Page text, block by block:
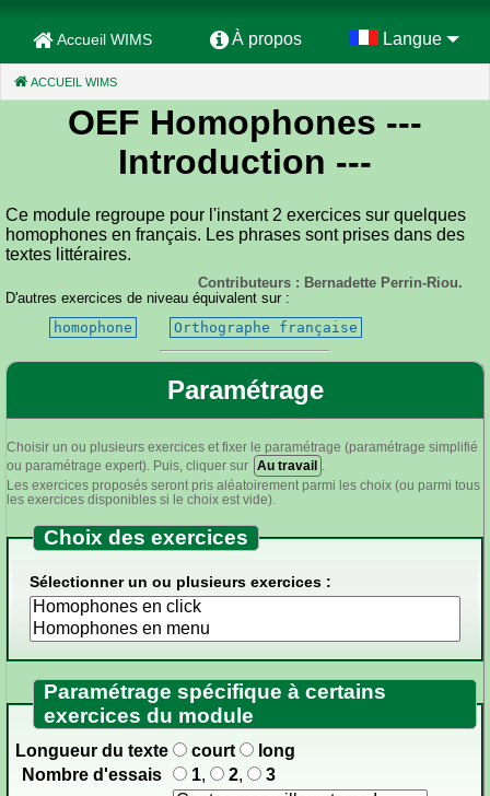
Accueil WIMS À propos Langue
ACCUEIL WIMS
OEF Homophones ---
Introduction ---
Ce module regroupe pour l'instant 2 exercices sur quelques
homophones en français. Les phrases sont prises dans des
textes littéraires.
Contributeurs : Bernadette Perrin-Riou.
D'autres exercices de niveau équivalent sur :
homophone
Orthographe française
Paramétrage
Choisir un ou plusieurs exercices et fixer le paramétrage (paramétrage simplifié
ou paramétrage expert). Puis, cliquer sur Au travail
Les exercices proposés seront pris aléatoirement parmi les choix (ou parmi tous
les exercices disponibles si le choix est vide).
Choix des exercices
Sélectionner un ou plusieurs exercices :
Paramétrage spécifique à certains
exercices du module
Longueur du texte court
long
Nombre d'essais
1, 2, 3